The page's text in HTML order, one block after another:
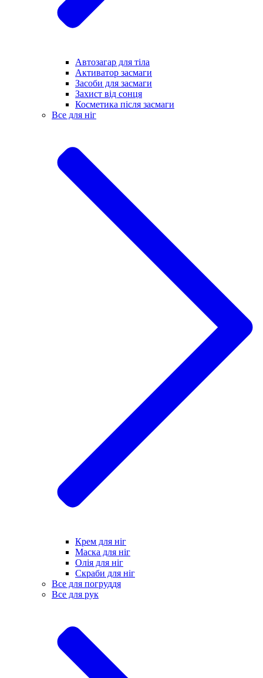
Автозагар для тіла
Активатор засмаги
Засоби для засмаги
Захист від сонця
Косметика після засмаги
Все для ніг
Крем для ніг
Маска для ніг
Олія для ніг
Скраби для ніг
Все для погруддя
Все для рук